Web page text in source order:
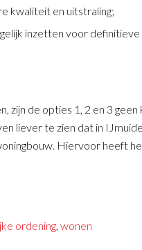
kwaliteit en uitstraling;
inzetten voor definitieve
zijn de opties 1, 2 en 3 geen
liever te zien dat in
Hiervoor heeft
ordening wonen